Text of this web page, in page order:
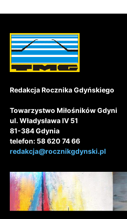
Redakcja Rocznika Gdyńskiego
Towarzystwo Miłośników Gdyni
ul. Władysława IV 51
81-384 Gdynia
telefon: 58 620 74 66
redakcja@rocznikgdynski.pl